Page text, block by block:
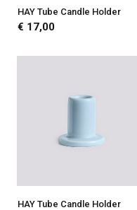
HAY Tube Candle Holder
€ 17,00
HAY Tube Candle Holder